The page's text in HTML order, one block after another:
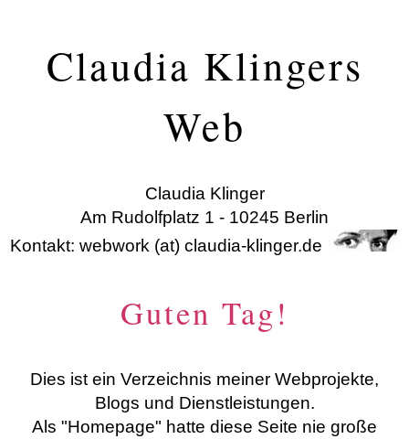
Claudia Klingers
Web
Claudia Klinger
Am Rudolfplatz 1 - 10245 Berlin
Kontakt: webwork (at) claudia-klinger.de
Guten Tag!
Dies ist ein Verzeichnis meiner Webprojekte,
Blogs und Dienstleistungen.
Als "Homepage" hatte diese Seite nie große